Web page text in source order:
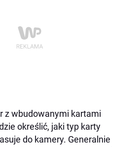
z wbudowanymi kartami
określić, jaki typ karty
do kamery. Generalnie